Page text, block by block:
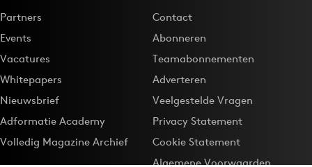
Partners
Events
Vacatures
Whitepapers
Nieuwsbrief
Adformatie Academy
Volledig Magazine Archief
Contact
Abonneren
Teamabonnementen
Adverteren
Veelgestelde Vragen
Privacy Statement
Cookie Statement
Algemene Voorwaarden